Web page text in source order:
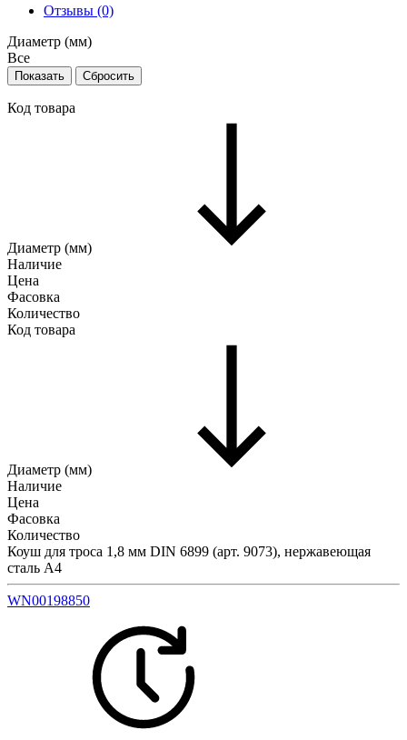
Отзывы (0)
Диаметр (мм)
Все
Код товара
Диаметр (мм)
Наличие
Цена
Фасовка
Количество
Код товара
Диаметр (мм)
Наличие
Цена
Фасовка
Количество
Коуш для троса 1,8 мм DIN 6899 (арт. 9073), нержавеющая
сталь А4
WN00198850